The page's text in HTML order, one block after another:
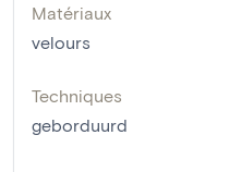
Matériaux
velours
Techniques
geborduurd